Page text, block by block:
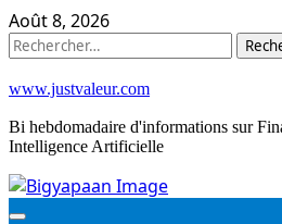
Skip
to
Août 8, 2026
Rechercher :
www.justvaleur.com
Bi hebdomadaire d'informations sur
Intelligence Artificielle